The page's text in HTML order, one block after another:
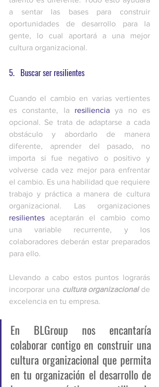
a sentar las bases para construir
oportunidades de desarrollo para la
gente, lo cual aportará a una mejor
cultura organizacional.
5.   Buscar ser resilientes
Cuando el cambio en varias vertientes
es constante, la resiliencia ya no es
opcional. Se trata de adaptarse a cada
obstáculo y abordarlo de manera
diferente, aprender del pasado, no
importa si fue negativo o positivo y
volverse cada vez mejor para enfrentar
el cambio. Es una habilidad que requiere
trabajo y práctica a manera de cultura
organizacional. Las organizaciones
resilientes aceptarán el cambio como
una variable recurrente, y los
colaboradores deberán estar preparados
para ello.
Llevando a cabo estos puntos lograrás
incorporar una cultura organizacional de
excelencia en tu empresa.
En BLGroup nos encantaría
colaborar contigo en construir una
cultura organizacional que permita
en tu organización el desarrollo de